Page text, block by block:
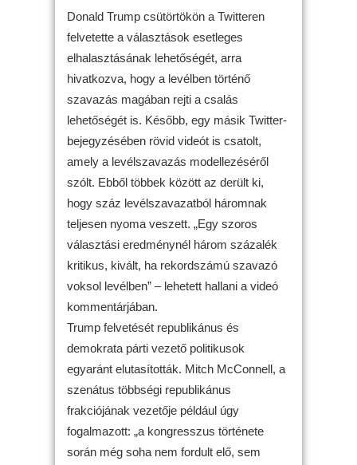
Donald Trump csütörtökön a Twitteren
felvetette a választások esetleges
elhalasztásának lehetőségét, arra
hivatkozva, hogy a levélben történő
szavazás magában rejti a csalás
lehetőségét is. Később, egy másik Twitter-
bejegyzésében rövid videót is csatolt,
amely a levélszavazás modellezéséről
szólt. Ebből többek között az derült ki,
hogy száz levélszavazatból háromnak
teljesen nyoma veszett. „Egy szoros
választási eredménynél három százalék
kritikus, kivált, ha rekordszámú szavazó
voksol levélben” – lehetett hallani a videó
kommentárjában.
Trump felvetését republikánus és
demokrata párti vezető politikusok
egyaránt elutasították. Mitch McConnell, a
szenátus többségi republikánus
frakciójának vezetője például úgy
fogalmazott: „a kongresszus története
során még soha nem fordult elő, sem